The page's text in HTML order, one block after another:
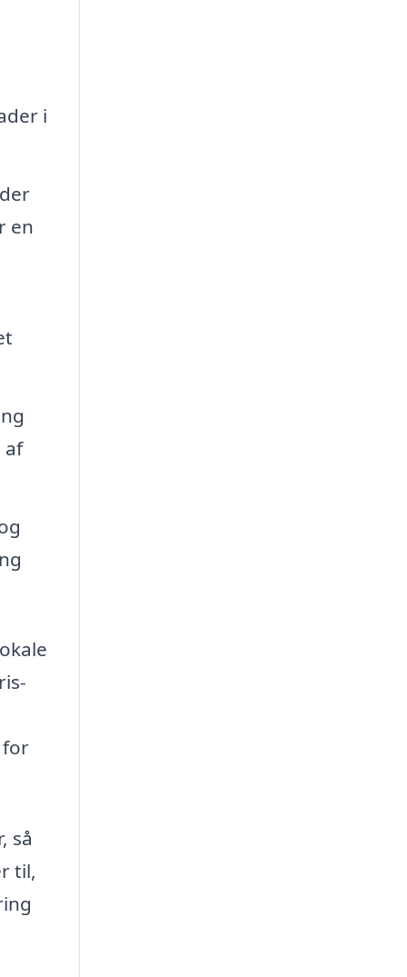
i
en
af
for
så
til,